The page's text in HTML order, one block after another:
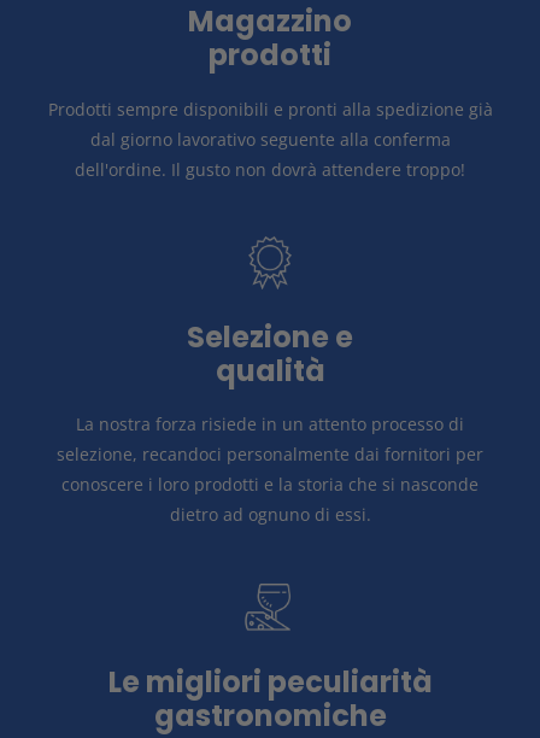
Magazzino
prodotti
Prodotti sempre disponibili e pronti alla spedizione già
dal giorno lavorativo seguente alla conferma
dell'ordine. Il gusto non dovrà attendere troppo!
Selezione e
qualità
La nostra forza risiede in un attento processo di
selezione, recandoci personalmente dai fornitori per
conoscere i loro prodotti e la storia che si nasconde
dietro ad ognuno di essi.
Le migliori peculiarità
gastronomiche